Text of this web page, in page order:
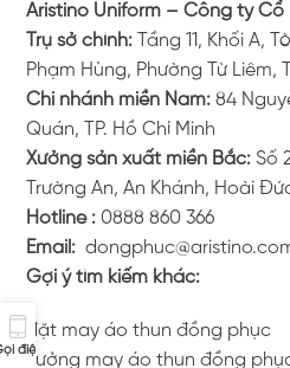
Aristino Uniform – Công ty Cổ
Trụ sở chính: Tầng 11, Khối A,
Phạm Hùng, Phường Từ Liêm,
Chi nhánh miền Nam: 84
Quán, TP. Hồ Chí Minh
Xưởng sản xuất miền Bắc: Số
Trường An, An Khánh, Hoài
Hotline : 0888 860 366
Email:
Gợi ý tìm kiếm khác:
đặt may áo thun đồng phục
xưởng may áo thun đồng
điện